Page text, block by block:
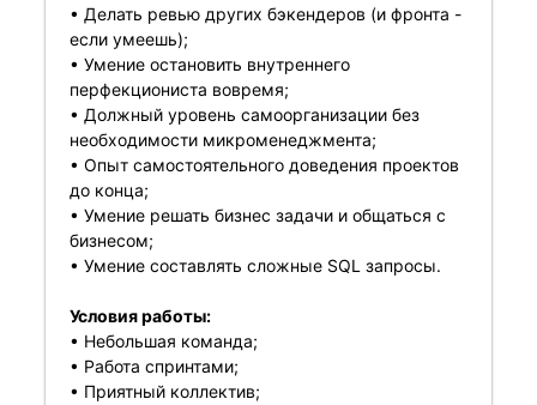
• Делать ревью других бэкендеров (и фронта -
если умеешь);
• Умение остановить внутреннего
перфекциониста вовремя;
• Должный уровень самоорганизации без
необходимости микроменеджмента;
• Опыт самостоятельного доведения проектов
до конца;
• Умение решать бизнес задачи и общаться с
бизнесом;
• Умение составлять сложные SQL запросы.
Условия работы:
• Небольшая команда;
• Работа спринтами;
• Приятный коллектив;